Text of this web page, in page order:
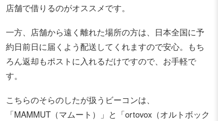
店舗で借りるのがオススメです。
一方、店舗から遠く離れた場所の方は、日本全国に予
約日前日に届くよう配送してくれますので安心。もち
ろん返却もポストに入れるだけですので、お手軽で
す。
こちらのそらのしたが扱うビーコンは、
「MAMMUT（マムート）」と「ortovox（オルトボック